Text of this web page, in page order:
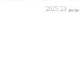
يونيو 21, 2025